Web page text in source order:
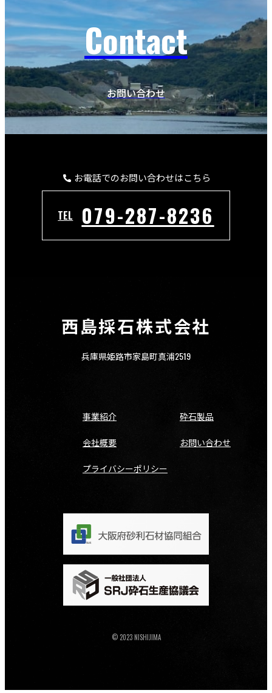
Contact
お問い合わせ
お電話でのお問い合わせはこちら
TEL 079-287-8236
西島採石株式会社
兵庫県姫路市家島町真浦2519
事業紹介 砕石製品
会社概要 お問い合わせ
プライバシーポリシー
© 2023 NISHIJIMA